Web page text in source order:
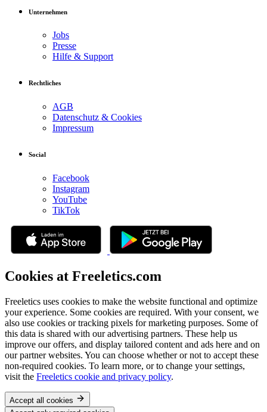
Unternehmen
Jobs
Presse
Hilfe & Support
Rechtliches
AGB
Datenschutz & Cookies
Impressum
Social
Facebook
Instagram
YouTube
TikTok
Cookies at Freeletics.com
Freeletics uses cookies to make the website functional and optimize
your experience. Some cookies are required. With your consent, we
also use cookies or tracking pixels for marketing purposes. Some of
this data is shared with our advertising partners. These help us
improve our offers, and display tailored content and ads here and on
our partner websites. You can choose whether or not to accept these
non-required cookies. To learn more, or to change your settings,
visit the Freeletics cookie and privacy policy.
Accept all cookies